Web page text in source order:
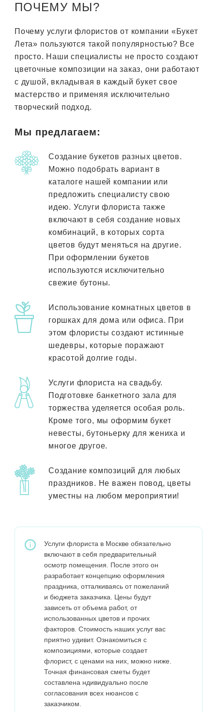
ПОЧЕМУ МЫ?
Почему услуги флористов от компании «Букет
Лета» пользуются такой популярностью? Все
просто. Наши специалисты не просто создают
цветочные композиции на заказ, они работают
с душой, вкладывая в каждый букет свое
мастерство и применяя исключительно
творческий подход.
Мы предлагаем:
Создание букетов разных цветов.
Можно подобрать вариант в
каталоге нашей компании или
предложить специалисту свою
идею. Услуги флориста также
включают в себя создание новых
комбинаций, в которых сорта
цветов будут меняться на другие.
При оформлении букетов
используются исключительно
свежие бутоны.
Использование комнатных цветов в
горшках для дома или офиса. При
этом флористы создают истинные
шедевры, которые поражают
красотой долгие годы.
Услуги флориста на свадьбу.
Подготовке банкетного зала для
торжества уделяется особая роль.
Кроме того, мы оформим букет
невесты, бутоньерку для жениха и
многое другое.
Создание композиций для любых
праздников. Не важен повод, цветы
уместны на любом мероприятии!
Услуги флориста в Москве обязательно
включают в себя предварительный
осмотр помещения. После этого он
разработает концепцию оформления
праздника, отталкиваясь от пожеланий
и бюджета заказчика. Цены будут
зависеть от объема работ, от
использованных цветов и прочих
факторов. Стоимость наших услуг вас
приятно удивит. Ознакомиться с
композициями, которые создает
флорист, с ценами на них, можно ниже.
Точная финансовая сметы будет
составлена ндивидуально после
согласования всех нюансов с
заказчиком.